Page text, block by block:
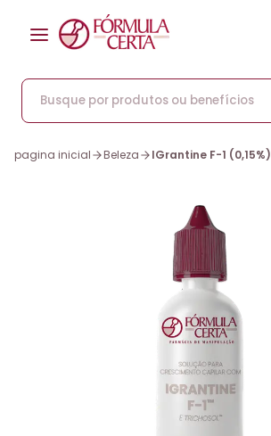
pagina inicial Beleza IGrantine F-1 (0,15%)